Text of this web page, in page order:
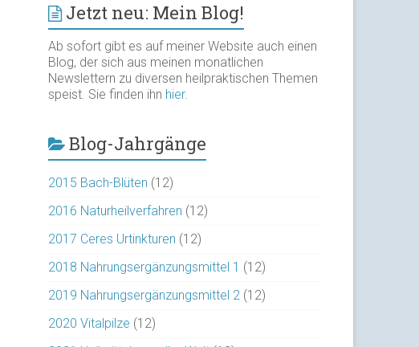
Jetzt neu: Mein Blog!
Ab sofort gibt es auf meiner Website auch einen
Blog, der sich aus meinen monatlichen
Newslettern zu diversen heilpraktischen Themen
speist. Sie finden ihn hier.
Blog-Jahrgänge
2015 Bach-Blüten (12)
2016 Naturheilverfahren (12)
2017 Ceres Urtinkturen (12)
2018 Nahrungsergänzungsmittel 1 (12)
2019 Nahrungsergänzungsmittel 2 (12)
2020 Vitalpilze (12)